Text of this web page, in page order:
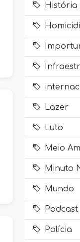
História
Lazer
Luto
Meio
Minuto
Mundo
Podcast
Polícia